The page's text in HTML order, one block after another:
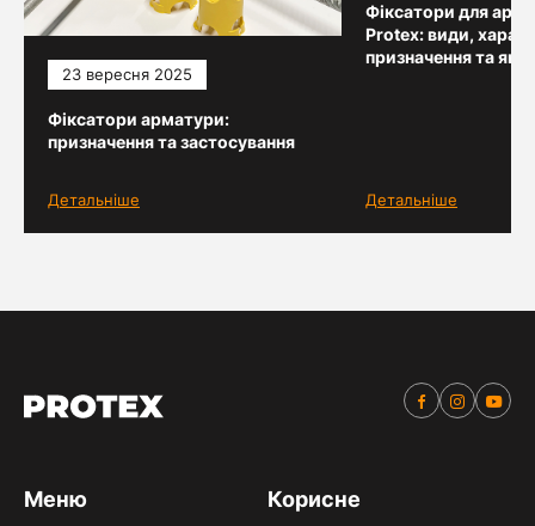
23 вересня 2025
Фіксатори арматури:
призначення та застосування
Детальніше
Фіксатори для
Protex: види,
призначення та як
Детальніше
Меню Корисне